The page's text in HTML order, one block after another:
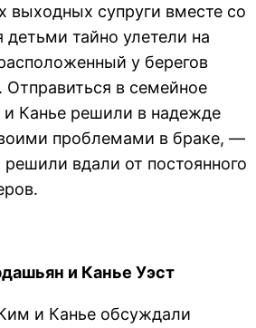
выходных супруги вместе со
тайно улетели на
у берегов
Отправиться в семейное
Канье решили в надежде
проблемами в браке, —
решили вдали от постоянного
и Канье Уэст
и Канье обсуждали